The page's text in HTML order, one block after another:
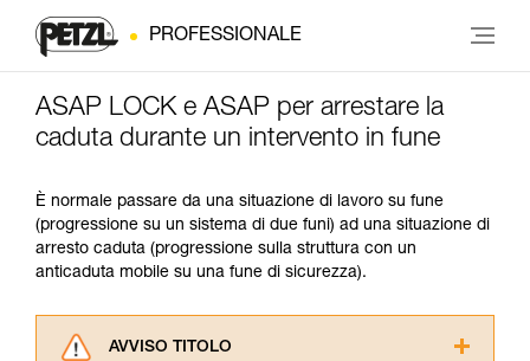
PROFESSIONALE
ASAP LOCK e ASAP per arrestare la
caduta durante un intervento in fune
È normale passare da una situazione di lavoro su fune
(progressione su un sistema di due funi) ad una situazione di
arresto caduta (progressione sulla struttura con un
anticaduta mobile su una fune di sicurezza).
AVVISO TITOLO